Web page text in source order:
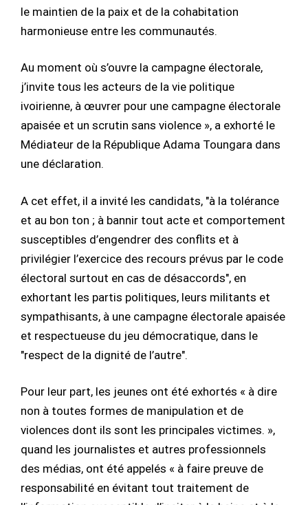
le maintien de la paix et de la cohabitation
harmonieuse entre les communautés.
Au moment où s’ouvre la campagne électorale,
j’invite tous les acteurs de la vie politique
ivoirienne, à œuvrer pour une campagne électorale
apaisée et un scrutin sans violence », a exhorté le
Médiateur de la République Adama Toungara dans
une déclaration.
A cet effet, il a invité les candidats, "à la tolérance
et au bon ton ; à bannir tout acte et comportement
susceptibles d’engendrer des conflits et à
privilégier l’exercice des recours prévus par le code
électoral surtout en cas de désaccords", en
exhortant les partis politiques, leurs militants et
sympathisants, à une campagne électorale apaisée
et respectueuse du jeu démocratique, dans le
"respect de la dignité de l’autre".
Pour leur part, les jeunes ont été exhortés « à dire
non à toutes formes de manipulation et de
violences dont ils sont les principales victimes. »,
quand les journalistes et autres professionnels
des médias, ont été appelés « à faire preuve de
responsabilité en évitant tout traitement de